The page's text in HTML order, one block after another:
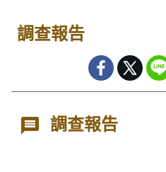
調查報告
調查報告